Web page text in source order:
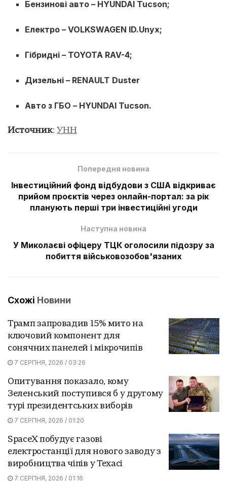
Бензинові авто – HYUNDAI Tucson;
Електро – VOLKSWAGEN ID.Unyx;
Гібридні – TOYOTA RAV-4;
Дизельні – RENAULT Duster
Авто з ГБО – HYUNDAI Tucson.
Источник: УНН
Попередня новина
Інвестиційний фонд відбудови з США відкриває
прийом проєктів через онлайн-портал: за рік
планують перші три інвестиційні угоди
Наступна новина
У Миколаєві офіцеру ТЦК оголосили підозру за
побиття військовозобов'язаних
Схожі Новини
Трамп запровадив 15% мито на
ключовий компонент для
сонячних панелей і мікрочипів
7 СЕРПНЯ, 2026 / 03:26
Опитування показало, кому
Зеленський поступився б у другому
турі президентських виборів
7 СЕРПНЯ, 2026 / 01:20
SpaceX побудує газові
електростанції для нового заводу з
виробництва чіпів у Техасі
7 СЕРПНЯ, 2026 / 01:16